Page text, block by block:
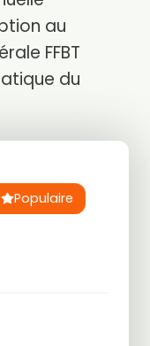
au
FFBT
du
Populaire